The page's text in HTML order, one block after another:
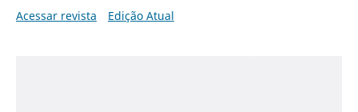
Acessar revista
Edição Atual